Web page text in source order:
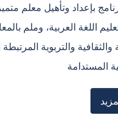
بإعداد وتأهيل معلم
اللغة العربية، وملم
والثقافية والتربوية
المستدامة